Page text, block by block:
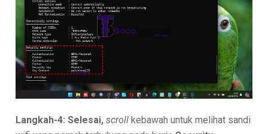
Langkah-4: Selesai,scrollkebawah untuk melihat sandi